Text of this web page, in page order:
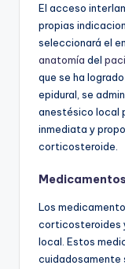
El acceso
propias
seleccionará el
anatomía del
que se ha
epidural, se
anestésico local
inmediata y
corticosteroide.
Los
corticosteroides
local. Estos
cuidadosamente